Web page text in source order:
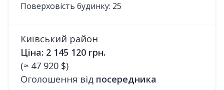
Поверховість будинку: 25
Київський район
Ціна: 2 145 120 грн.
(≈ 47 920 $)
Оголошення від посередника